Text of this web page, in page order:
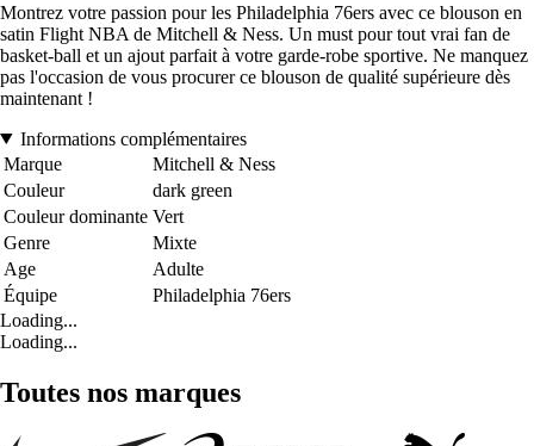
Montrez votre passion pour les Philadelphia 76ers avec ce blouson en
satin Flight NBA de Mitchell & Ness. Un must pour tout vrai fan de
basket-ball et un ajout parfait à votre garde-robe sportive. Ne manquez
pas l'occasion de vous procurer ce blouson de qualité supérieure dès
maintenant !
Informations complémentaires
Marque
Mitchell & Ness
Couleur
dark green
Couleur dominante Vert
Genre
Mixte
Age
Adulte
Équipe
Philadelphia 76ers
Loading...
Loading...
Toutes nos marques